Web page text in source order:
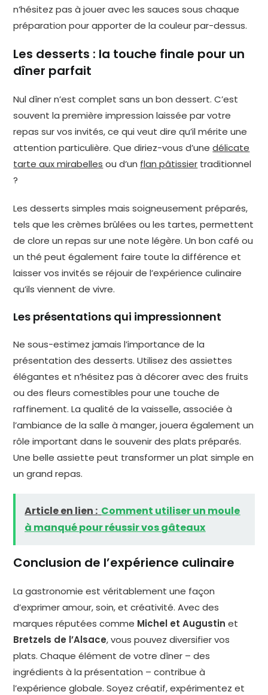
n’hésitez pas à jouer avec les sauces sous chaque
préparation pour apporter de la couleur par-dessus.
Les desserts : la touche finale pour un
dîner parfait
Nul dîner n’est complet sans un bon dessert. C’est
souvent la première impression laissée par votre
repas sur vos invités, ce qui veut dire qu’il mérite une
attention particulière. Que diriez-vous d’unedélicate
tarte aux mirabelles ou d’un flan pâtissier traditionnel
?
Les desserts simples mais soigneusement préparés,
tels que les crèmes brûlées ou les tartes, permettent
de clore un repas sur une note légère. Un bon café ou
un thé peut également faire toute la différence et
laisser vos invités se réjouir de l’expérience culinaire
qu’ils viennent de vivre.
Les présentations qui impressionnent
Ne sous-estimez jamais l’importance de la
présentation des desserts. Utilisez des assiettes
élégantes et n’hésitez pas à décorer avec des fruits
ou des fleurs comestibles pour une touche de
raffinement. La qualité de la vaisselle, associée à
l’ambiance de la salle à manger, jouera également un
rôle important dans le souvenir des plats préparés.
Une belle assiette peut transformer un plat simple en
un grand repas.
Article en lien : Comment utiliser un moule
à manqué pour réussir vos gâteaux
Conclusion de l’expérience culinaire
La gastronomie est véritablement une façon
d’exprimer amour, soin, et créativité. Avec des
marques réputées comme Michel et Augustin et
Bretzels de l’Alsace, vous pouvez diversifier vos
plats. Chaque élément de votre dîner – des
ingrédients à la présentation – contribue à
l’expérience globale. Soyez créatif, expérimentez et